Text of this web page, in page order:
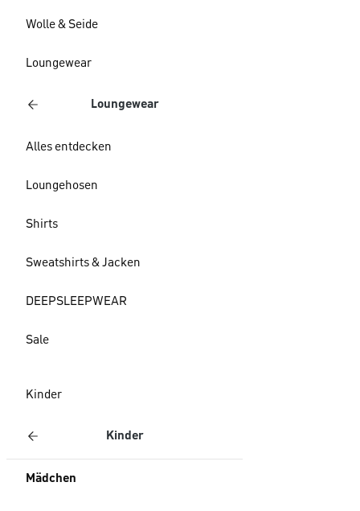
Wolle & Seide
Loungewear
Loungewear
Alles entdecken
Loungehosen
Shirts
Sweatshirts & Jacken
DEEPSLEEPWEAR
Sale
Kinder
Kinder
Mädchen